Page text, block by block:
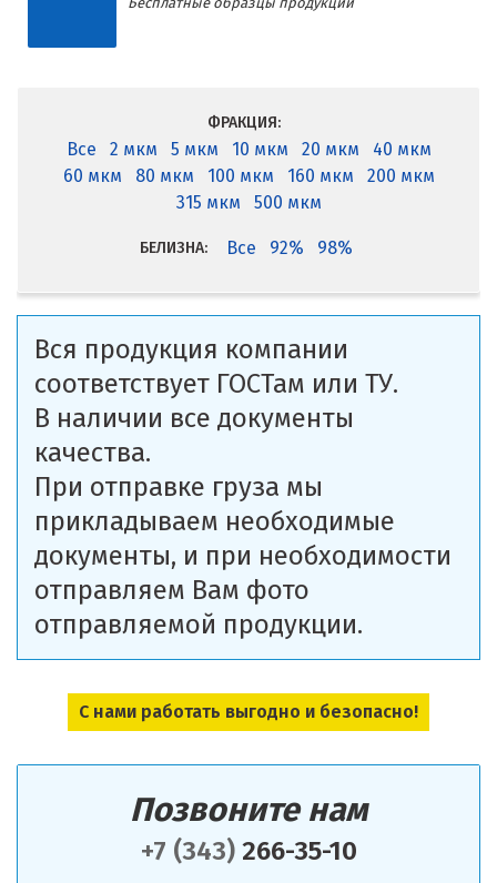
Позвоните нам
+7 (343)266-35-10
ФРАКЦИЯ:
Все 2 мкм 5 мкм 10 мкм 20 мкм
40 мкм
60 мкм
80 мкм 100 мкм 160 мкм
200 мкм
315 мкм
500 мкм
БЕЛИЗНА: Все 92% 98%
Вся продукция компании
соответствует ГОСТам или ТУ.
В наличии все документы
качества.
При отправке груза мы
прикладываем необходимые
документы, и при необходимости
отправляем Вам фото
отправляемой продукции.
С нами работать выгодно и безопасно!